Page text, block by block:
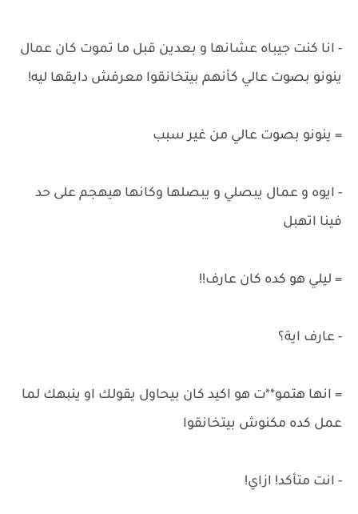
- انا كنت جيباه عشانها و بعدين قبل ما تموت كان عمال
ينونو بصوت عالي كأنهم بيتخانقوا معرفش دايقها ليه!
= ينونو بصوت عالي من غير سبب
- ايوه و عمال يبصلي و يبصلها وكانها هيهجم على حد
فينا اتهبل
= ليلي هو كده كان عارف!!
- عارف اية؟
= انها هتمو**ت هو اكيد كان بيحاول يقولك او ينبهك لما
عمل كده مكنوش بيتخانقوا
- انت متأكد! ازاي!